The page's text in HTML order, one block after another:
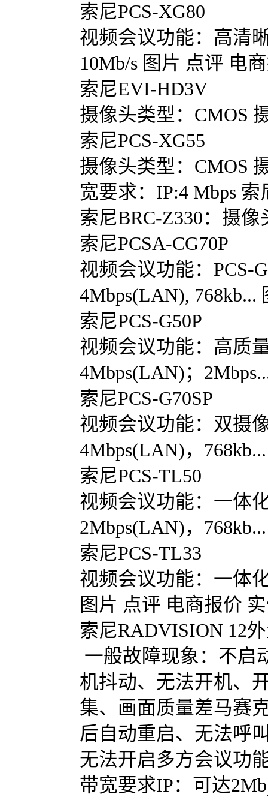
索尼PCS-XG80
视频会议功能：高清
10Mb/s 图片 点评 电
索尼EVI-HD3V
摄像头类型：CMOS
索尼PCS-XG55
摄像头类型：CMOS
宽要求：IP:4 Mbps 索
索尼BRC-Z330：摄像
索尼PCSA-CG70P
视频会议功能：PCS-
4Mbps(LAN),
索尼PCS-G50P
视频会议功能：高质
4Mbps(LAN)；
索尼PCS-G70SP
视频会议功能：双摄
4Mbps(LAN)，
索尼PCS-TL50
视频会议功能：一体
2Mbps(LAN)，
索尼PCS-TL33
视频会议功能：一体
图片 点评 电商报价
索尼RADVISION 12
一般故障现象：不启
机抖动、无法开机、
集、画面质量差马赛
后自动重启、无法呼
无法开启多方会议功
带宽要求IP：可达